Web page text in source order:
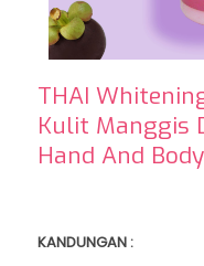
THAI
Kulit Manggis
Hand And
KANDUNGAN :